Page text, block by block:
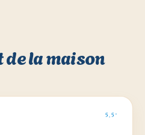
de la maison
5,5°